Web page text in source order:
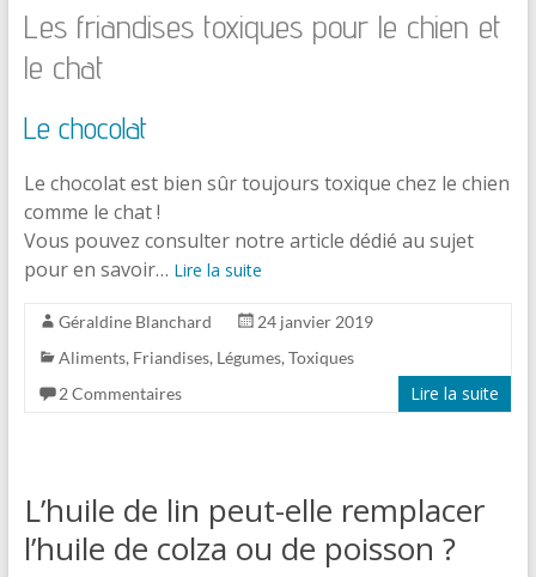
Les friandises toxiques pour le chien et
le chat
Le chocolat
Le chocolat est bien sûr toujours toxique chez le chien
comme le chat !
Vous pouvez consulter notre article dédié au sujet
pour en savoir… Lire la suite
Géraldine Blanchard
24 janvier 2019
Aliments, Friandises, Légumes, Toxiques
2 Commentaires
Lire la suite
L’huile de lin peut-elle remplacer
l’huile de colza ou de poisson ?